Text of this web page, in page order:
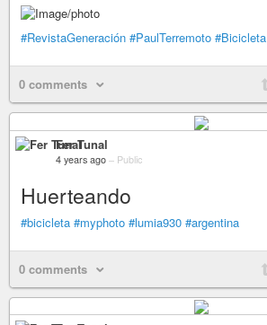
#RevistaGeneración #PaulTerremoto #Bicicleta
0 comments
Fer Tunal
4 years ago – Public
Huerteando
#bicicleta #myphoto #lumia930 #argentina
0 comments